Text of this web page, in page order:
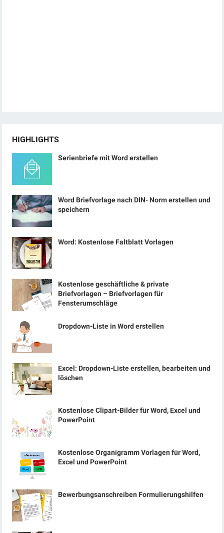
HIGHLIGHTS
Serienbriefe mit Word erstellen
Word Briefvorlage nach DIN- Norm erstellen und
speichern
Word: Kostenlose Faltblatt Vorlagen
Kostenlose geschäftliche & private
Briefvorlagen – Briefvorlagen für
Fensterumschläge
Dropdown-Liste in Word erstellen
Excel: Dropdown-Liste erstellen, bearbeiten und
löschen
Kostenlose Clipart-Bilder für Word, Excel und
PowerPoint
Kostenlose Organigramm Vorlagen für Word,
Excel und PowerPoint
Bewerbungsanschreiben Formulierungshilfen